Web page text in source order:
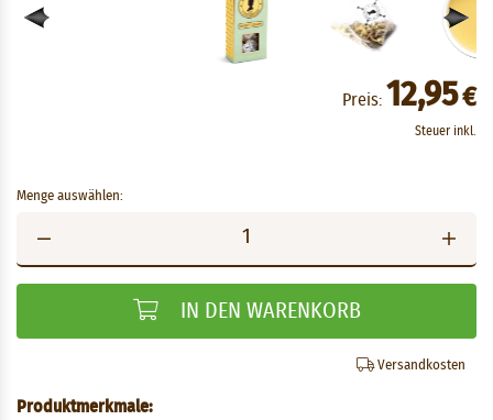
Preis: 12,95€
Steuer inkl.
Menge auswählen:
IN DEN WARENKORB
Versandkosten
Produktmerkmale: